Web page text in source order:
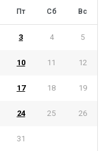
Пт Сб Вс
3 4 5
10 11 12
17 18 19
24 25 26
31